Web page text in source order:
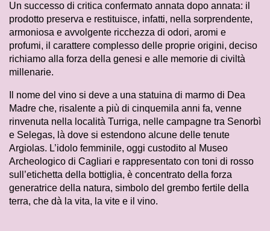
Un successo di critica confermato annata dopo annata: il
prodotto preserva e restituisce, infatti, nella sorprendente,
armoniosa e avvolgente ricchezza di odori, aromi e
profumi, il carattere complesso delle proprie origini, deciso
richiamo alla forza della genesi e alle memorie di civiltà
millenarie.
Il nome del vino si deve a una statuina di marmo di Dea
Madre che, risalente a più di cinquemila anni fa, venne
rinvenuta nella località Turriga, nelle campagne tra Senorbì
e Selegas, là dove si estendono alcune delle tenute
Argiolas. L’idolo femminile, oggi custodito al Museo
Archeologico di Cagliari e rappresentato con toni di rosso
sull’etichetta della bottiglia, è concentrato della forza
generatrice della natura, simbolo del grembo fertile della
terra, che dà la vita, la vite e il vino.